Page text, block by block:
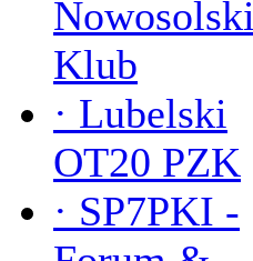
Nowosolski
Klub
· Lubelski
OT20 PZK
· SP7PKI -